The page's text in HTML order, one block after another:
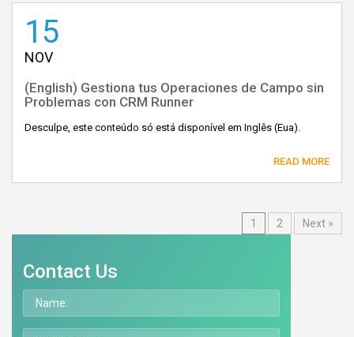
15
NOV
(English) Gestiona tus Operaciones de Campo sin
Problemas con CRM Runner
Desculpe, este conteúdo só está disponível em Inglês (Eua).
READ MORE
1 2 Next »
Contact Us